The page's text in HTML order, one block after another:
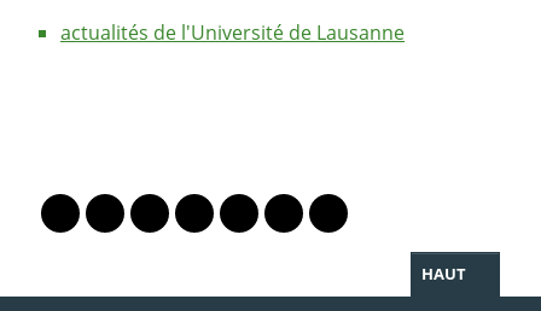
actualités de l'Université de Lausanne
Lien vers le profil Mastodon
Lien vers le profil Bluesky
Lien vers le profil Instagram
Lien vers le profil Linkedin
Lien vers le profil Facebook
Lien vers le profil Twitter
Partager par WhatsApp
HAUT